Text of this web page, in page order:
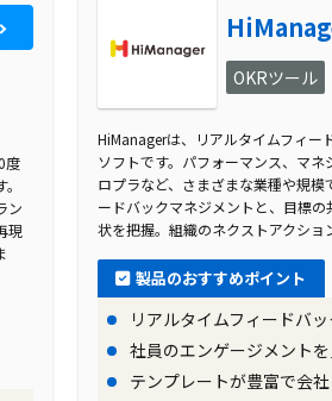
度
ン
現
OKRツール
HiManagerは、リアルタイムフィー
ソフトです。パフォーマンス、マ
ロプラなど、さまざまな業種や規
ードバックマネジメントと、目標
状を把握。組織のネクストアクシ
製品のおすすめポイント
リアルタイムフィードバ
社員のエンゲージメント
テンプレートが豊富で会